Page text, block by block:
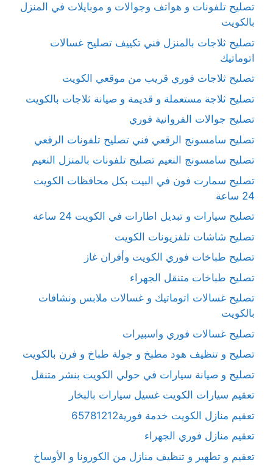
تصليح تلفونات و هواتف وجوالات و موبايلات في المنزل
بالكويت
تصليح ثلاجات بالمنزل فني تكييف تصليح غسالات
اتوماتيك
تصليح ثلاجات فوري قريب من موقعي الكويت
تصليح ثلاجة مستعملة و قديمة و صيانة ثلاجات بالكويت
تصليح جوالات الفروانية فوري
تصليح سامسونج الرقعي فني تصليح تلفونات الرقعي
تصليح سامسونج النعيم تصليح تلفونات بالمنزل النعيم
تصليح سمارت فون في البيت بكل محافظات الكويت
24 ساعة
تصليح سيارات و تبديل اطارات في الكويت 24 ساعة
تصليح شاشات تلفزيونات الكويت
تصليح طباخات فوري الكويت وأفران غاز
تصليح طباخات متنقل الجهراء
تصليح غسالات اتوماتيك و غسالات ملابس ونشافات
بالكويت
تصليح غسالات فوري واسبيرات
تصليح و تنظيف هود مطبخ و جولة طباخ و فرن بالكويت
تصليح و صيانة سيارات في حولي الكويت بنشر متنقل
تعقيم سيارات الكويت غسيل سيارات بالبخار
تعقيم منازل الكويت خدمة فورية65781212
تعقيم منازل فوري الجهراء
تعقيم و تطهير و تنظيف منازل من الكورونا و الأوساخ